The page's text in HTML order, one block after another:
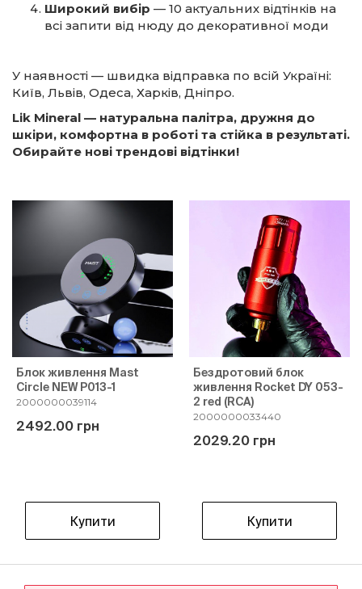
Широкий вибір — 10 актуальних відтінків на
всі запити від нюду до декоративної моди
У наявності — швидка відправка по всій Україні:
Київ, Львів, Одеса, Харків, Дніпро.
Lik Mineral — натуральна палітра, дружня до
шкіри, комфортна в роботі та стійка в результаті.
Обирайте нові трендові відтінки!
Блок живлення Mast
Circle NEW P013-1
2000000039114
2492.00 грн
Купити
Бездротовий блок
живлення Rocket DY 053-
2 red (RCA)
2000000033440
2029.20 грн
Купити